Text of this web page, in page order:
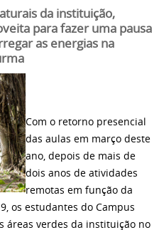
da instituição,
para fazer uma pausa
as energias na
Com o retorno presencial
das aulas em março deste
ano, depois de mais de
dois anos de atividades
remotas em função da
os estudantes do Campus
áreas verdes da instituição no